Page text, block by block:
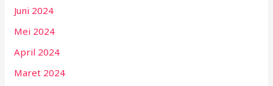
Juni 2024
Mei 2024
April 2024
Maret 2024